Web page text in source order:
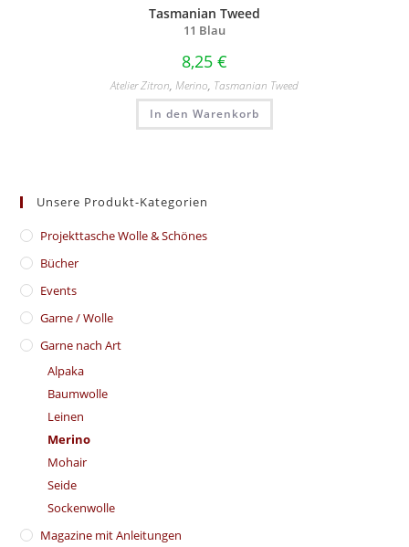
Tasmanian Tweed
11 Blau
8,25 €
Atelier Zitron, Merino, Tasmanian Tweed
In den Warenkorb
Unsere Produkt-Kategorien
​Projekttasche Wolle & Schönes
Bücher
Events
Garne / Wolle
Garne nach Art
Alpaka
Baumwolle
Leinen
Merino
Mohair
Seide
Sockenwolle
Magazine mit Anleitungen